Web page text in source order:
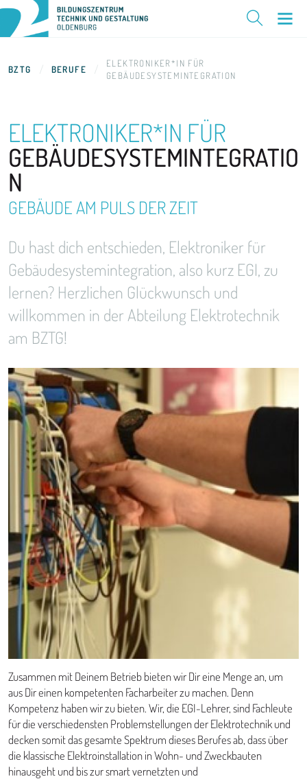
BZTG BERUFE
ELEKTRONIKER*IN FÜR
GEBÄUDESYSTEMINTEGRATION
ELEKTRONIKER*IN FÜR
GEBÄUDESYSTEMINTEGRATIO
N
GEBÄUDE AM PULS DER ZEIT
Du hast dich entschieden, Elektroniker für
Gebäudesystemintegration, also kurz EGI, zu
lernen? Herzlichen Glückwunsch und
willkommen in der Abteilung Elektrotechnik
am BZTG!
Zusammen mit Deinem Betrieb bieten wir Dir eine Menge an, um
aus Dir einen kompetenten Facharbeiter zu machen. Denn
Kompetenz haben wir zu bieten. Wir, die EGI-Lehrer, sind Fachleute
für die verschiedensten Problemstellungen der Elektrotechnik und
decken somit das gesamte Spektrum dieses Berufes ab, dass über
die klassische Elektroinstallation in Wohn- und Zweckbauten
hinausgeht und bis zur smart vernetzten und